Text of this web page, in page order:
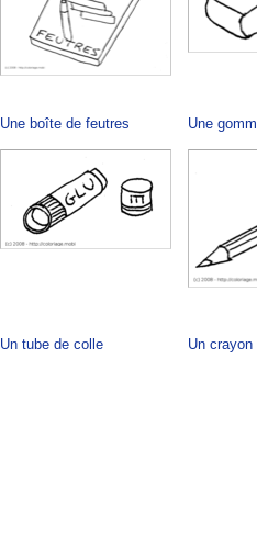
Une boîte de feutres Une
Un tube de colle Un crayon